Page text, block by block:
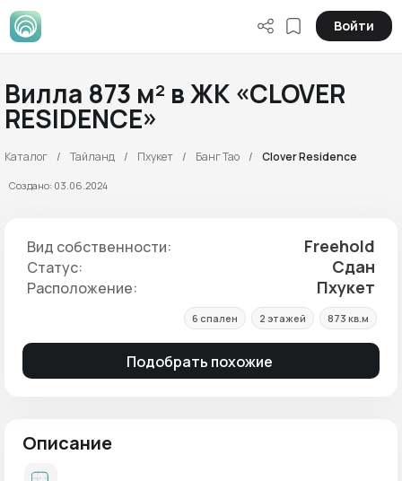
Войти
Вилла 873 м² в ЖК «CLOVER
RESIDENCE»
Каталог Тайланд Пхукет Банг Тао Clover Residence
Создано: 03.06.2024
Вид собственности: Freehold
Статус: Сдан
Расположение: Пхукет
6 спален 2 этажей 873 кв.м
Подобрать похожие
Описание